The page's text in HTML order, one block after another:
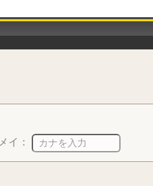
メイ：